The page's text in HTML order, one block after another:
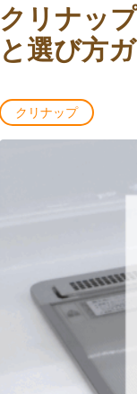
クリナッ
と選び方
クリナップ